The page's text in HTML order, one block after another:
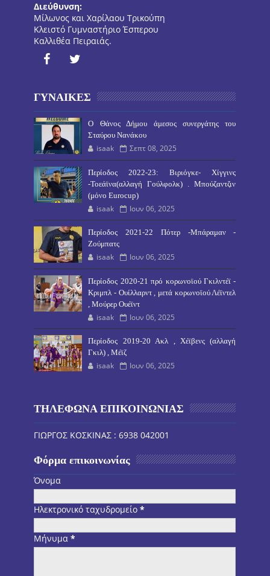
Διεύθυνση:
Μίλωνος και Χαρίλαου Τρικούπη
Κλειστό Γυμναστήριο Έσπερου
Καλλιθέα Πειραιάς.
ΓΥΝΑΙΚΕΣ
O Θάνος Δήμου άμεσος συνεργάτης του
Σταύρου Νανάκου
isaak Σεπτ 08, 2025
Περίοδος 2022-23: Βιριόγκε- Χίγγινς
-Τοεάϊνα(αλλαγή Γούλφολκ) . Μπούζαντζιν
(μόνο Eurocup)
isaak Ιουν 06, 2025
Περίοδος 2021-22 Πότερ -Μπάραμαν -
Ζούμπατς
isaak Ιουν 06, 2025
Περίοδος 2020-21 πρό κορωνοϊού Γκιλντέϊ -
Κριμπλ - Ουίλλαρντ , μετά κορωνοϊού Λέϊντελ
, Μούρερ Ουέϊντ
isaak Ιουν 06, 2025
Περίοδος 2019-20 Ακλ , Χέϊβενς (αλλαγή
Γκιλ) , Μέϊζ
isaak Ιουν 06, 2025
ΤΗΛΕΦΩΝΑ ΕΠΙΚΟΙΝΩΝΙΑΣ
ΓΙΩΡΓΟΣ ΚΟΣΚΙΝΑΣ : 6938 042001
Φόρμα επικοινωνίας
Όνομα
Ηλεκτρονικό ταχυδρομείο*
Μήνυμα*